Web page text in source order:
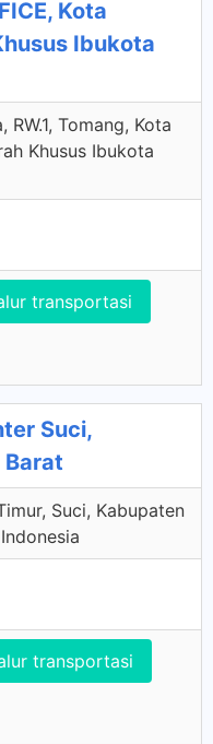
Kota
Ibukota
RW.1, Tomang, Kota
Khusus Ibukota
transportasi
Suci,
Barat
Suci, Kabupaten
transportasi